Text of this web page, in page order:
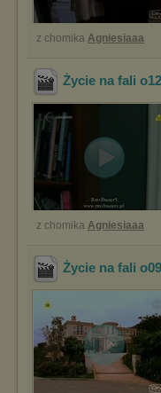
z chomika Agniesiaaa
Życie na fali
z chomika Agniesiaaa
Życie na fali